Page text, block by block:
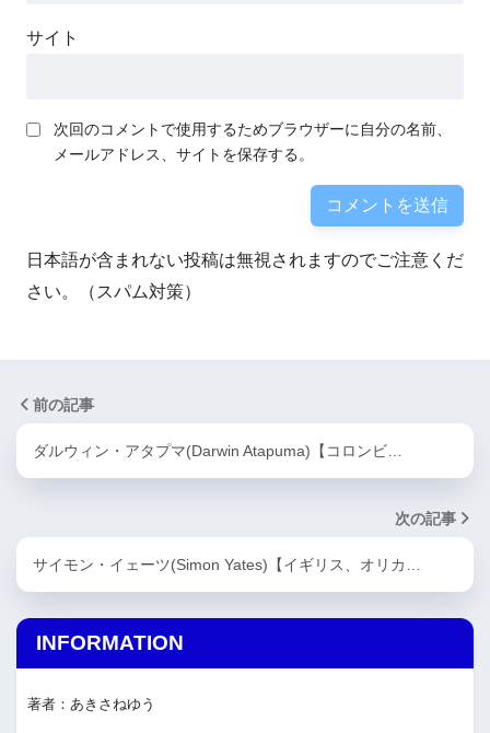
サイト
次回のコメントで使用するためブラウザーに自分の名前、
メールアドレス、サイトを保存する。
日本語が含まれない投稿は無視されますのでご注意くだ
さい。（スパム対策）
前の記事
ダルウィン・アタプマ(Darwin Atapuma)【コロンビ…
次の記事
サイモン・イェーツ(Simon Yates)【イギリス、オリカ…
INFORMATION
著者：あきさねゆう